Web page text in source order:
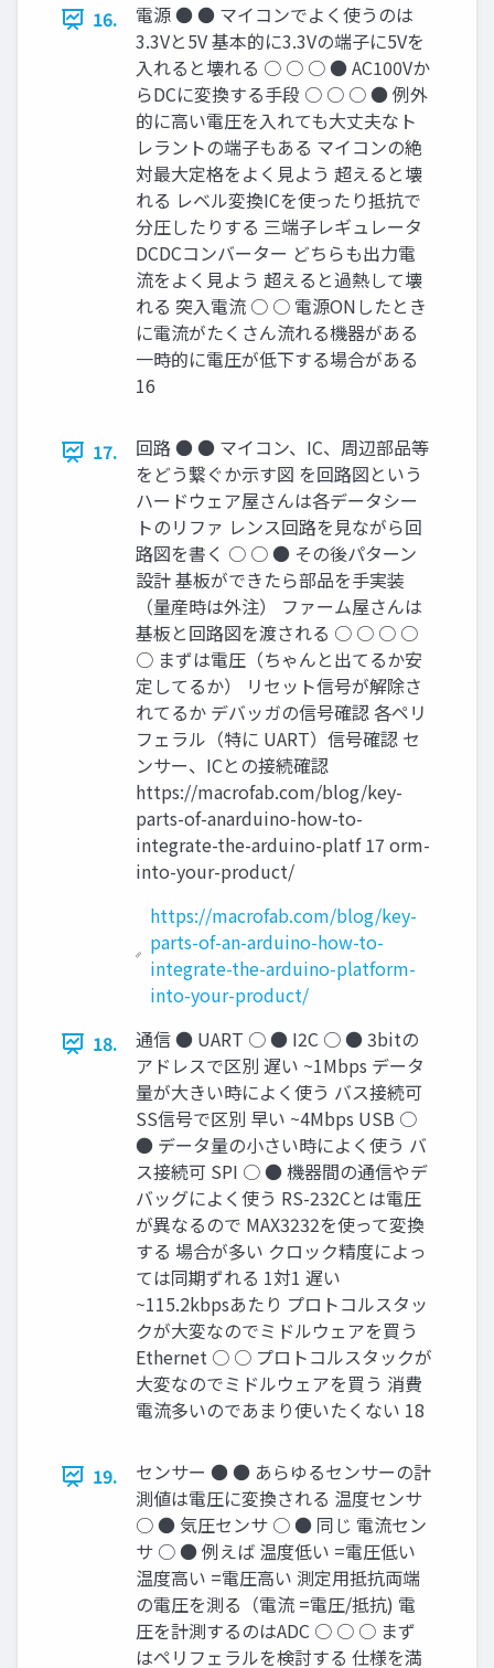
16.
電源 ● ● マイコンでよく使うのは
3.3Vと5V 基本的に3.3Vの端子に5Vを
入れると壊れる ○ ○ ○ ● AC100Vか
らDCに変換する手段 ○ ○ ○ ● 例外
的に高い電圧を入れても大丈夫なト
レラントの端子もある マイコンの絶
対最大定格をよく見よう 超えると壊
れる レベル変換ICを使ったり抵抗で
分圧したりする 三端子レギュレータ
DCDCコンバーター どちらも出力電
流をよく見よう 超えると過熱して壊
れる 突入電流 ○ ○ 電源ONしたとき
に電流がたくさん流れる機器がある
一時的に電圧が低下する場合がある
16
17.
回路 ● ● マイコン、IC、周辺部品等
をどう繋ぐか示す図 を回路図という
ハードウェア屋さんは各データシー
トのリファ レンス回路を見ながら回
路図を書く ○ ○ ● その後パターン
設計 基板ができたら部品を手実装
（量産時は外注） ファーム屋さんは
基板と回路図を渡される ○ ○ ○ ○
○ まずは電圧（ちゃんと出てるか安
定してるか） リセット信号が解除さ
れてるか デバッガの信号確認 各ペリ
フェラル（特に UART）信号確認 セ
ンサー、ICとの接続確認
https://macrofab.com/blog/key-
parts-of-anarduino-how-to-
integrate-the-arduino-platf 17 orm-
into-your-product/
https://macrofab.com/blog/key-
parts-of-an-arduino-how-to-
integrate-the-arduino-platform-
into-your-product/
18.
通信 ● UART ○ ● I2C ○ ● 3bitの
アドレスで区別 遅い ~1Mbps データ
量が大きい時によく使う バス接続可
SS信号で区別 早い ~4Mbps USB ○
● データ量の小さい時によく使う バ
ス接続可 SPI ○ ● 機器間の通信やデ
バッグによく使う RS-232Cとは電圧
が異なるので MAX3232を使って変換
する 場合が多い クロック精度によっ
ては同期ずれる 1対1 遅い
~115.2kbpsあたり プロトコルスタッ
クが大変なのでミドルウェアを買う
Ethernet ○ ○ プロトコルスタックが
大変なのでミドルウェアを買う 消費
電流多いのであまり使いたくない 18
19.
センサー ● ● あらゆるセンサーの計
測値は電圧に変換される 温度センサ
○ ● 気圧センサ ○ ● 同じ 電流セン
サ ○ ● 例えば 温度低い =電圧低い
温度高い =電圧高い 測定用抵抗両端
の電圧を測る（電流 =電圧/抵抗) 電
圧を計測するのはADC ○ ○ ○ まず
はペリフェラルを検討する 仕様を満